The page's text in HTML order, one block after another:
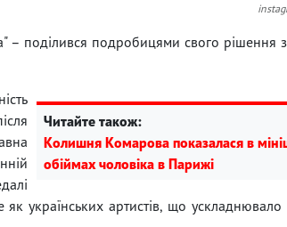
– поділився подробицями свого рішення
Читайте також:
Колишня Комарова показалася в
обіймах чоловіка в Парижі
українських артистів, що